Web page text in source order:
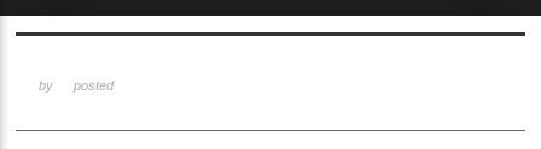
by posted
Sketchbook5, 스케치북5